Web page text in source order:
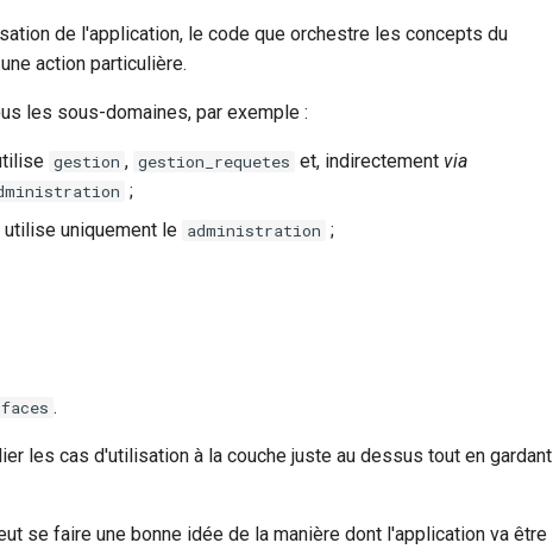
de l'application, le code que orchestre les concepts du
action particulière.
les sous-domaines, par exemple :
gestion , gestion_requetes et, indirectement via
;
uniquement le administration ;
.
les cas d'utilisation à la couche juste au dessus tout en gardant
se faire une bonne idée de la manière dont l'application va être